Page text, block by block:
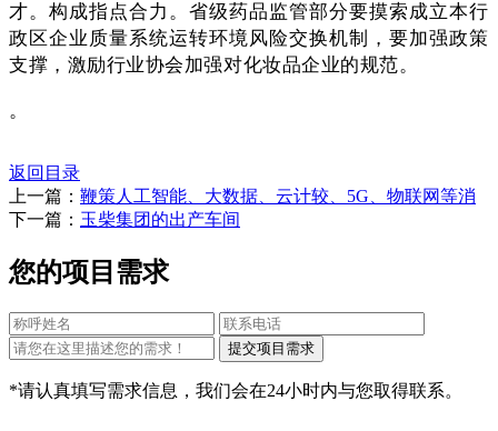
才。构成指点合力。省级药品监管部分要摸索成立本行
政区企业质量系统运转环境风险交换机制，要加强政策
支撑，激励行业协会加强对化妆品企业的规范。
。
返回目录
上一篇： 鞭策人工智能、大数据、云计较、5G、物联网等消
下一篇： 玉柴集团的出产车间
您的项目需求
*请认真填写需求信息，我们会在24小时内与您取得联系。